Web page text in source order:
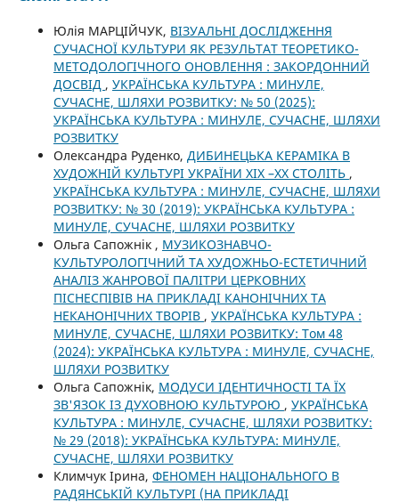
Юлія МАРЦІЙЧУК, ВІЗУАЛЬНІ ДОСЛІДЖЕННЯ
СУЧАСНОЇ КУЛЬТУРИ ЯК РЕЗУЛЬТАТ ТЕОРЕТИКО-
МЕТОДОЛОГІЧНОГО ОНОВЛЕННЯ : ЗАКОРДОННИЙ
ДОСВІД , УКРАЇНСЬКА КУЛЬТУРА : МИНУЛЕ,
СУЧАСНЕ, ШЛЯХИ РОЗВИТКУ: № 50 (2025):
УКРАЇНСЬКА КУЛЬТУРА : МИНУЛЕ, СУЧАСНЕ, ШЛЯХИ
РОЗВИТКУ
Олександра Руденко, ДИБИНЕЦЬКА КЕРАМІКА В
ХУДОЖНІЙ КУЛЬТУРІ УКРАЇНИ ХІХ –ХХ СТОЛІТЬ ,
УКРАЇНСЬКА КУЛЬТУРА : МИНУЛЕ, СУЧАСНЕ, ШЛЯХИ
РОЗВИТКУ: № 30 (2019): УКРАЇНСЬКА КУЛЬТУРА :
МИНУЛЕ, СУЧАСНЕ, ШЛЯХИ РОЗВИТКУ
Ольга Сапожнік , МУЗИКОЗНАВЧО-
КУЛЬТУРОЛОГІЧНИЙ ТА ХУДОЖНЬО-ЕСТЕТИЧНИЙ
АНАЛІЗ ЖАНРОВОЇ ПАЛІТРИ ЦЕРКОВНИХ
ПІСНЕСПІВІВ НА ПРИКЛАДІ КАНОНІЧНИХ ТА
НЕКАНОНІЧНИХ ТВОРІВ , УКРАЇНСЬКА КУЛЬТУРА :
МИНУЛЕ, СУЧАСНЕ, ШЛЯХИ РОЗВИТКУ: Том 48
(2024): УКРАЇНСЬКА КУЛЬТУРА : МИНУЛЕ, СУЧАСНЕ,
ШЛЯХИ РОЗВИТКУ
Ольга Сапожнік, МОДУСИ ІДЕНТИЧНОСТІ ТА ЇХ
ЗВ'ЯЗОК ІЗ ДУХОВНОЮ КУЛЬТУРОЮ , УКРАЇНСЬКА
КУЛЬТУРА : МИНУЛЕ, СУЧАСНЕ, ШЛЯХИ РОЗВИТКУ:
№ 29 (2018): УКРАЇНСЬКА КУЛЬТУРА: МИНУЛЕ,
СУЧАСНЕ, ШЛЯХИ РОЗВИТКУ
Климчук Ірина, ФЕНОМЕН НАЦІОНАЛЬНОГО В
РАДЯНСЬКІЙ КУЛЬТУРІ (НА ПРИКЛАДІ